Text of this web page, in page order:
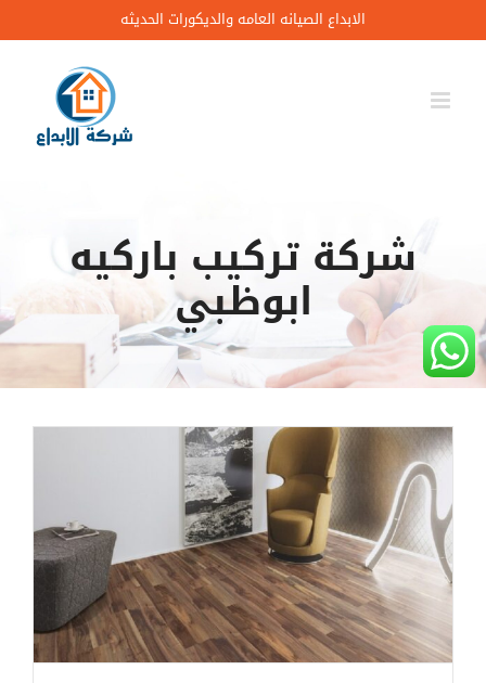
to
content
الابداع الصيانه العامه والديكورات الحديثه
شركة تركيب باركيه
ابوظبي